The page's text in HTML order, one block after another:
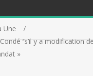
Une
‘’s’il y a modification
»